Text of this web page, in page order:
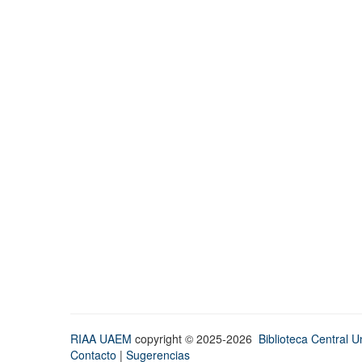
RIAA UAEM copyright © 2025-2026 Biblioteca Central
Contacto | Sugerencias